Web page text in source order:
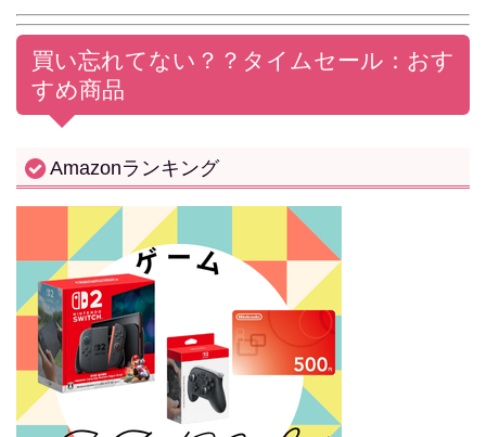
買い忘れてない？？ タイムセール：おす
すめ商品
Amazonランキング